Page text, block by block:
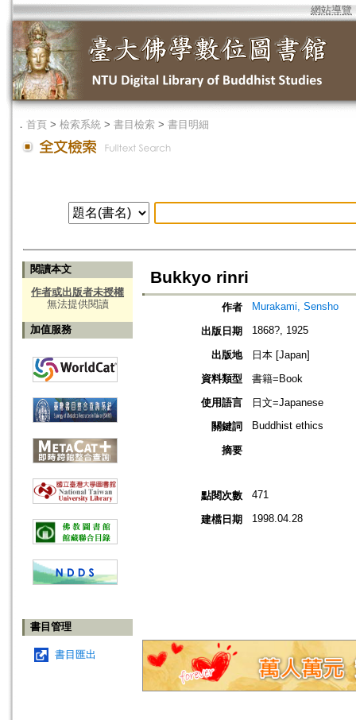
網站導覽
． 首頁 > 檢索系統 > 書目檢索 > 書目明細
閱讀本文
作者或出版者未授權
無法提供閱讀
加值服務
書目管理
書目匯出
Bukkyo rinri
作者 Murakami, Sensho
出版日期 1868?, 1925
出版地
日本 [Japan]
資料類型
書籍=Book
使用語言
日文=Japanese
關鍵詞
Buddhist ethics
摘要
點閱次數 471
建檔日期 1998.04.28